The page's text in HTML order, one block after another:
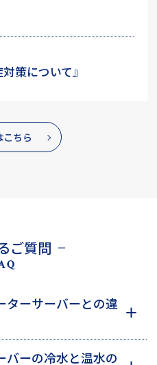
策について』
こちら
ご質問
ターサーバーとの違
バーの冷水と温水の